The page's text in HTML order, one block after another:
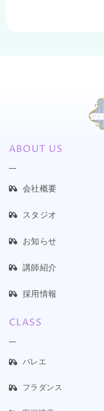
ABOUT US
会社概要
スタジオ
お知らせ
講師紹介
採用情報
CLASS
バレエ
フラダンス